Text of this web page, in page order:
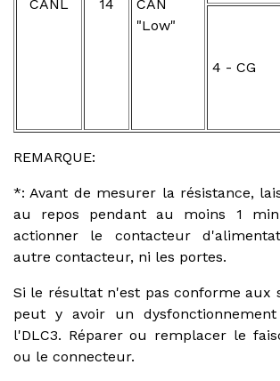
CANL 14
CAN
"Low"
4 - CG
REMARQUE:
*: Avant de mesurer la résistance,
au repos pendant au moins 1
actionner le contacteur
autre contacteur, ni les portes.
Si le résultat n'est pas conforme aux
peut y avoir un
l'DLC3. Réparer ou remplacer le
ou le connecteur.